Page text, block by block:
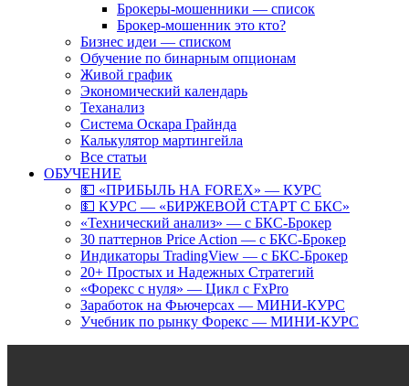
Брокеры-мошенники — список
Брокер-мошенник это кто?
Бизнес идеи — списком
Обучение по бинарным опционам
Живой график
Экономический календарь
Теханализ
Система Оскара Грайнда
Калькулятор мартингейла
Все статьи
ОБУЧЕНИЕ
💵 «ПРИБЫЛЬ НА FOREX» — КУРС
💵 КУРС — «БИРЖЕВОЙ СТАРТ С БКС»
«Технический анализ» — с БКС-Брокер
30 паттернов Price Action — с БКС-Брокер
Индикаторы TradingView — с БКС-Брокер
20+ Простых и Надежных Стратегий
«Форекс с нуля» — Цикл с FxPro
Заработок на Фьючерсах — МИНИ-КУРС
Учебник по рынку Форекс — МИНИ-КУРС